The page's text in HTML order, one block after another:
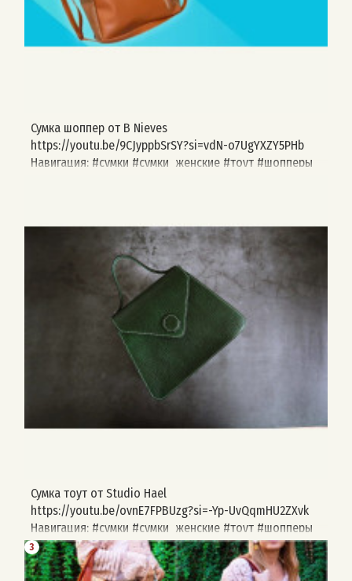
Сумка шоппер от B Nieves
https://youtu.be/9CJyppbSrSY?si=vdN-o7UgYXZY5PHb
Навигация: #сумки #сумки_женские #тоут #шопперы
Сумка тоут от Studio Hael
https://youtu.be/ovnE7FPBUzg?si=-Yp-UvQqmHU2ZXvk
Навигация: #сумки #сумки_женские #тоут #шопперы
#выкройка #studio_hael
3